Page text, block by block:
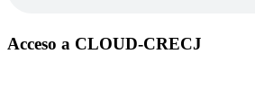
Acceso a CLOUD-CRECJ